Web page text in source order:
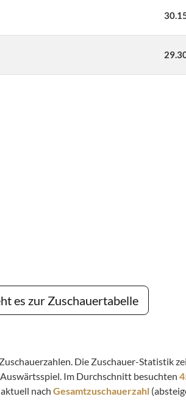
es zur Zuschauertabelle
Die Zuschauer-Statistik
Im Durchschnitt besuchten
nach Gesamtzuschauerzahl